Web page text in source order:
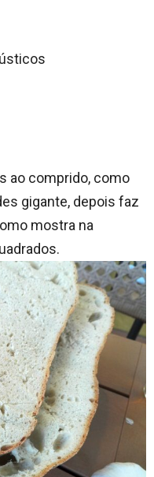
ao comprido, como
gigante, depois faz
mostra na